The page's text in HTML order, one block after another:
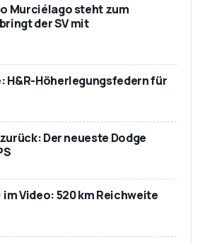
Murciélago steht zum
der SV mit
H&R-Höherlegungsfedern für
Der neueste Dodge
Video: 520 km Reichweite